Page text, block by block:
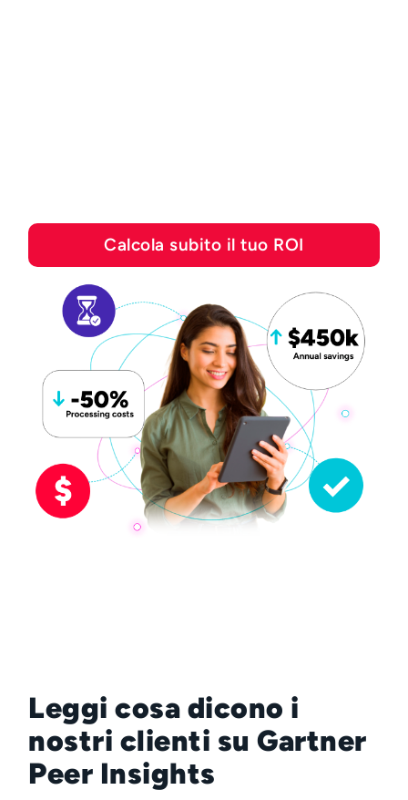
Calcola subito il tuo ROI
Leggi cosa dicono i
nostri clienti su Gartner
Peer Insights